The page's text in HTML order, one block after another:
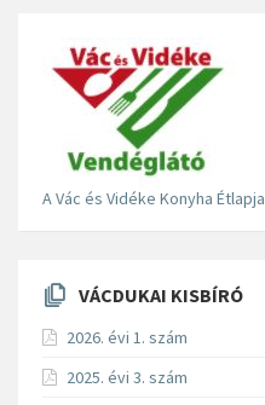
A Vác és Vidéke Konyha Étlapja
VÁCDUKAI KISBÍRÓ
2026. évi 1. szám
2025. évi 3. szám